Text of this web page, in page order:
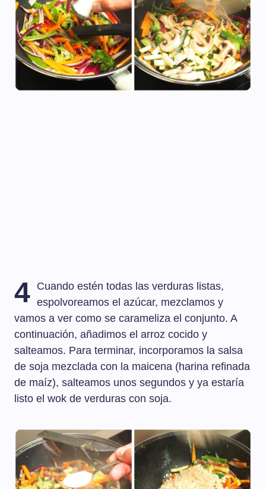
4 Cuando estén todas las verduras listas,
espolvoreamos el azúcar, mezclamos y
vamos a ver como se carameliza el conjunto. A
continuación, añadimos el arroz cocido y
salteamos. Para terminar, incorporamos la salsa
de soja mezclada con la maicena (harina refinada
de maíz), salteamos unos segundos y ya estaría
listo el wok de verduras con soja.